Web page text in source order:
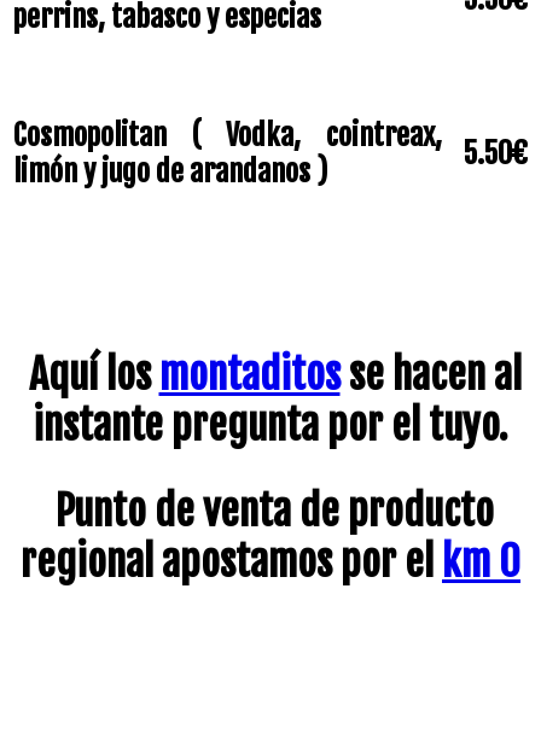
perrins, tabasco y especias
Cosmopolitan ( Vodka, cointreax,
limón y jugo de arandanos )
5.50€
Aquí losmontaditosse hacen al
instante pregunta por el tuyo.
Punto de venta de producto
regional apostamos por el km 0